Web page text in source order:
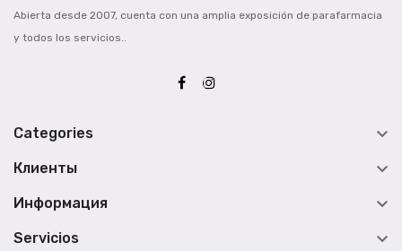
Abierta desde 2007, cuenta con una amplia exposición de parafarmacia
y todos los servicios..
Categories 
Клиенты 
Информация 
Servicios 